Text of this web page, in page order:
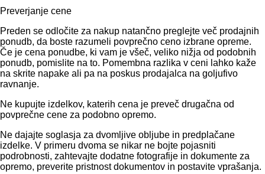
Preverjanje cene
Preden se odločite za nakup natančno preglejte več prodajnih
ponudb, da boste razumeli povprečno ceno izbrane opreme.
Če je cena ponudbe, ki vam je všeč, veliko nižja od podobnih
ponudb, pomislite na to. Pomembna razlika v ceni lahko kaže
na skrite napake ali pa na poskus prodajalca na goljufivo
ravnanje.
Ne kupujte izdelkov, katerih cena je preveč drugačna od
povprečne cene za podobno opremo.
Ne dajajte soglasja za dvomljive obljube in predplačane
izdelke. V primeru dvoma se nikar ne bojte pojasniti
podrobnosti, zahtevajte dodatne fotografije in dokumente za
opremo, preverite pristnost dokumentov in postavite vprašanja.